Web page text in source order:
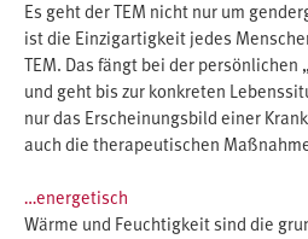
Es geht der TEM nicht nur um
ist die Einzigartigkeit jedes
TEM. Das fängt bei der persönlichen
und geht bis zur konkreten
nur das Erscheinungsbild einer
auch die therapeutischen
…energetisch
Wärme und Feuchtigkeit sind die